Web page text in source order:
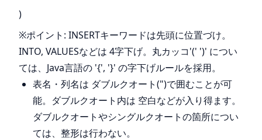
)
※ポイント: INSERTキーワードは先頭に位置づけ。
INTO, VALUESなどは 4字下げ。丸カッコ'(' ')' につい
ては、Java言語の '{', '}' の字下げルールを採用。
表名・列名は ダブルクオート(")で囲むことが可
能。ダブルクオート内は 空白などが入り得ます。
ダブルクオートやシングルクオートの箇所につい
ては、整形は行わない。